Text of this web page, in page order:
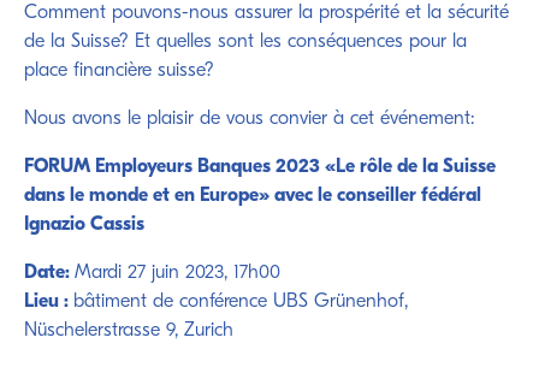
Comment pouvons-nous assurer la prospérité et la sécurité
de la Suisse? Et quelles sont les conséquences pour la
place financière suisse?
Nous avons le plaisir de vous convier à cet événement:
FORUM Employeurs Banques 2023 «Le rôle de la Suisse
dans le monde et en Europe» avec le conseiller fédéral
Ignazio Cassis
Date: Mardi 27 juin 2023, 17h00
Lieu : bâtiment de conférence UBS Grünenhof,
Nüschelerstrasse 9, Zurich